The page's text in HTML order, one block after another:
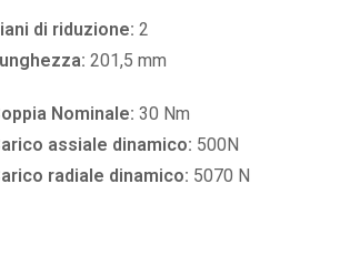
di riduzione: 2
201,5 mm
Nominale: 30 Nm
assiale dinamico: 500N
radiale dinamico: 5070 N